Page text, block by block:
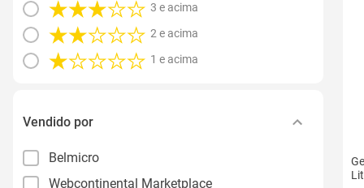
3 e acima
2 e acima
1 e acima
Vendido por
Belmicro
Webcontinental Marketplace